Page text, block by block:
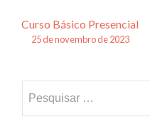
Navegação
posts
Curso Básico Presencial
25 de novembro de 2023
por: